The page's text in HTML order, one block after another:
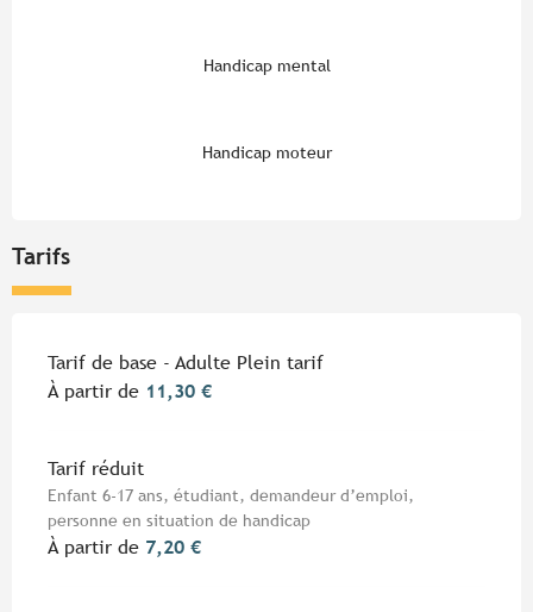
Handicap mental
Handicap moteur
Tarifs
Tarifs 2026
Tarif de base - Adulte Plein tarif
À partir de 11,30 €
Tarif réduit
Enfant 6-17 ans, étudiant, demandeur d’emploi,
personne en situation de handicap
À partir de 7,20 €